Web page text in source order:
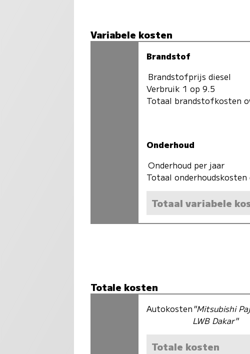
Variabele kosten
Brandstof
Brandstofprijs diesel
Verbruik 1 op 9.5
Totaal brandstofkosten
Onderhoud
Onderhoud per jaar
Totaal
Totaal variabele
Totale kosten
Autokosten"Mitsubishi
LWB Dakar"
Totale kosten